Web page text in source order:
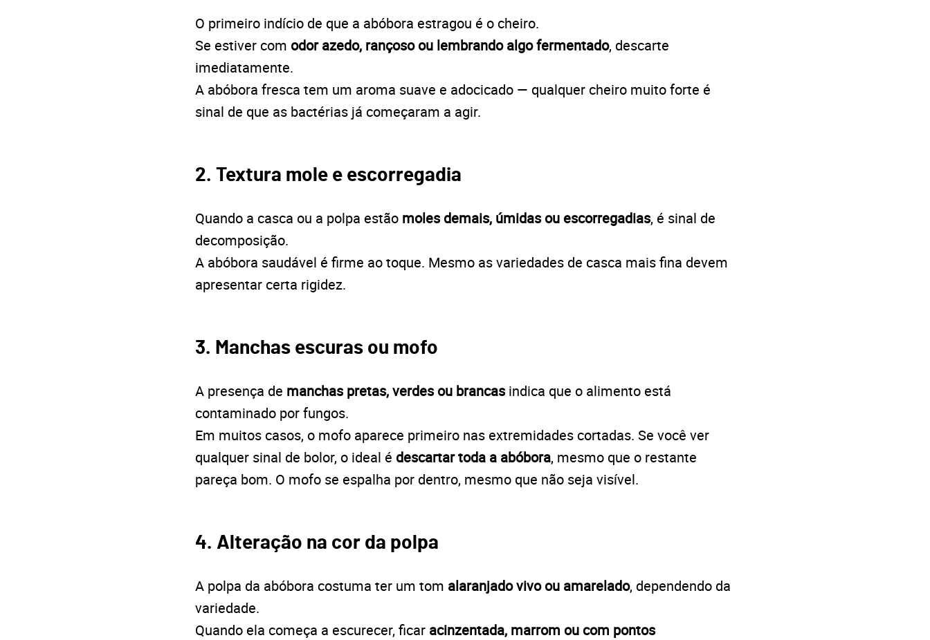
O primeiro indício de que a abóbora estragou é o cheiro.
Se estiver com odor azedo, rançoso ou lembrando algo fermentado, descarte
imediatamente.
A abóbora fresca tem um aroma suave e adocicado — qualquer cheiro muito forte é
sinal de que as bactérias já começaram a agir.
2. Textura mole e escorregadia
Quando a casca ou a polpa estão moles demais, úmidas ou escorregadias, é sinal de
decomposição.
A abóbora saudável é firme ao toque. Mesmo as variedades de casca mais fina devem
apresentar certa rigidez.
3. Manchas escuras ou mofo
A presença de manchas pretas, verdes ou brancasindica que o alimento está
contaminado por fungos.
Em muitos casos, o mofo aparece primeiro nas extremidades cortadas. Se você ver
qualquer sinal de bolor, o ideal é descartar toda a abóbora, mesmo que o restante
pareça bom. O mofo se espalha por dentro, mesmo que não seja visível.
4. Alteração na cor da polpa
A polpa da abóbora costuma ter um tom alaranjado vivo ou amarelado, dependendo da
variedade.
Quando ela começa a escurecer, ficar acinzentada, marrom ou com pontos